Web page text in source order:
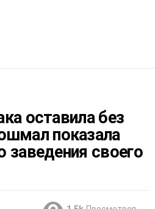
оставила без
показала
заведения своего